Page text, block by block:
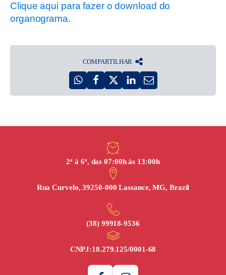
Clique aqui para fazer o download do
organograma.
COMPARTILHAR
2ª à 6ª, das 07:00h às 13:00h
Rua Curvelo, 39250-000 Lassance, MG, Brazil
(38) 99918‑9536
CNPJ:18.279.125/0001-68